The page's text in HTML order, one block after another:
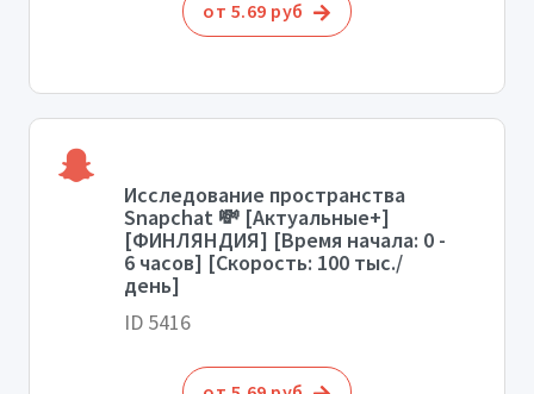
от 5.69 руб
Исследование пространства
Snapchat 💸 [Актуальные+]
[ФИНЛЯНДИЯ] [Время начала: 0 -
6 часов] [Скорость: 100 тыс./
день]
ID 5416